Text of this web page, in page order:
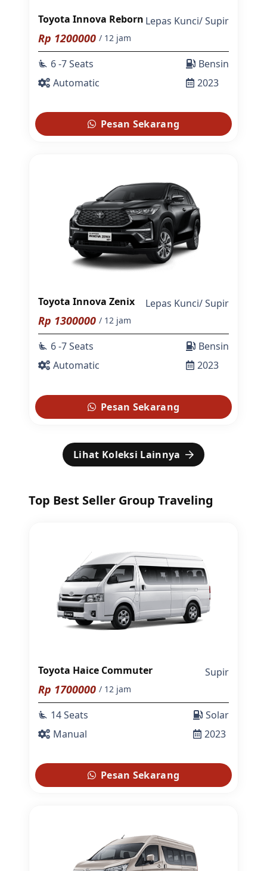
Toyota Innova Reborn Lepas Kunci/Supir
Rp 1200000 / 12 jam
airline_seat_recline_extra 6 -7 Seats
Automatic
Bensin
2023
Pesan Sekarang
Toyota Innova Zenix Lepas Kunci/Supir
Rp 1300000 / 12 jam
airline_seat_recline_extra 6 -7 Seats
Automatic
Bensin
2023
Pesan Sekarang
Lihat Koleksi Lainnya
Top Best Seller Group Traveling
Toyota Haice Commuter Supir
Rp 1700000 / 12 jam
airline_seat_recline_extra 14 Seats
Manual
Solar
2023
Pesan Sekarang